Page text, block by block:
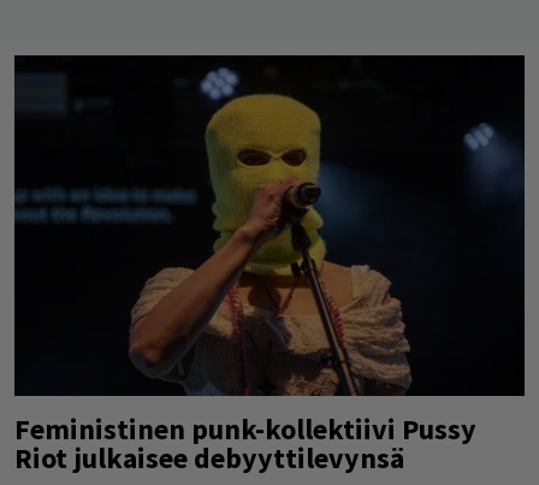
Feministinen punk-kollektiivi Pussy
Riot julkaisee debyyttilevynsä